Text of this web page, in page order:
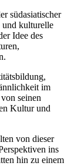
südasiatischer
und kulturelle
Idee des
im
seinen
Kultur und
von dieser
ins
hin zu einem